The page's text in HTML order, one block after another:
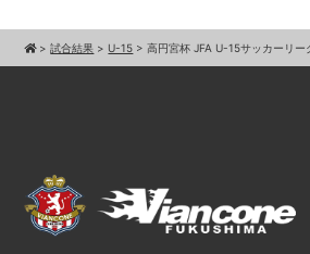
>試合結果 > U-15 >高円宮杯 JFA U-15サッカーリ